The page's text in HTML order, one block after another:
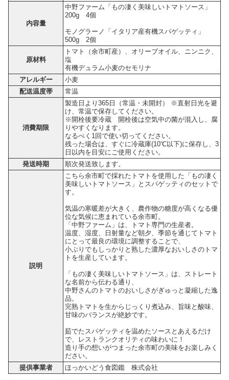
内容量
中野ファーム「もの凄く美味しいトマトソース」
200g 4個
モノグラーノ「イタリア産有機スパゲッティ」
500g 2個
原材料
トマト（余市町産）、オリーブオイル、ニンニク、
塩
有機デュラム小麦のセモリナ
アレルギー
小麦
配送温度帯
常温
消費期限
製造日より365日（常温・未開封） ※直射日光を避
け、常温で保存してください。
※開栓後要冷蔵 開栓後は空気中の菌が混入し、腐
りやすくなります。
なるべく1回で使い切ってください。
残った場合は、すぐに冷蔵庫(10℃以下)に保存し、3
日以内を目安にご使用ください。
発送時期
順次発送致します。
説明
こちら余市町で採れたトマトを使用した「もの凄く
美味しいトマトソース」とスパゲッティのセットで
す。
気温の寒暖差が大きく、農作物の糖度が高くなる優
位な気候に恵まれている余市町。
「中野ファーム」は、トマト専門の生産者。
温度、湿度、日射量など朝夕、季節を通じてトマト
にとって最良の環境に調整することで、
小ぶりでもしっかりと熟した濃厚なおいしさのトマ
トを生産しています。
「もの凄く美味しいトマトソース」は、ストレート
な名前から伝わる通り、
中野さんのトマトのおいしさがぎゅっと凝縮した逸
品。
完熟トマトを生からじっくり煮込み、旨味と酸味、
甘味のバランスが絶妙です。
茹でたスパゲッティを温めたソースとあえるだけ
で、レストランクオリティの味わいに！
造り手の想いがつまった余市町の美味をお楽しみく
ださい。
提供事業者
ほっかいどう食図鑑 株式会社